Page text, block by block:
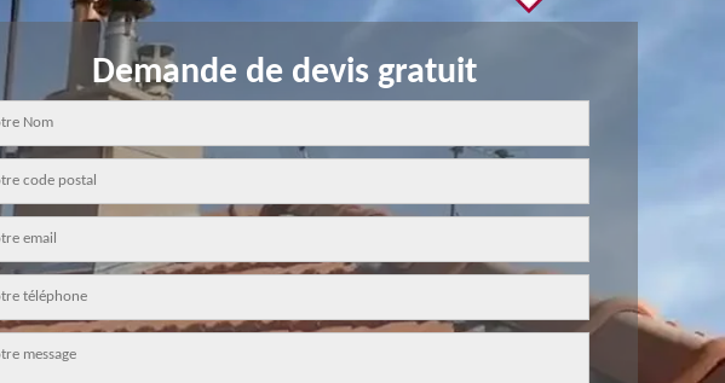
Demande de devis gratuit